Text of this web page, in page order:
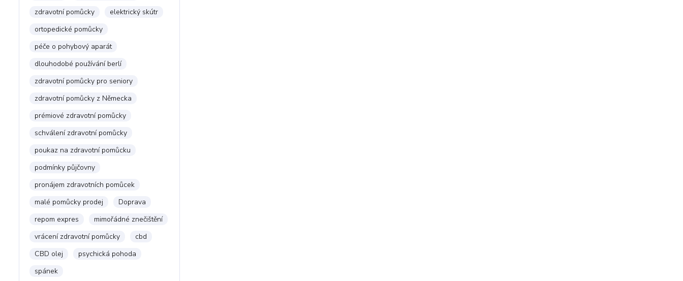
zdravotní pomůcky
elektrický skútr
ortopedické pomůcky
péče o pohybový aparát
dlouhodobé používání berlí
zdravotní pomůcky pro seniory
zdravotní pomůcky z Německa
prémiové zdravotní pomůcky
schválení zdravotní pomůcky
poukaz na zdravotní pomůcku
podmínky půjčovny
pronájem zdravotních pomůcek
malé pomůcky prodej
Doprava
repom expres
mimořádné znečištění
vrácení zdravotní pomůcky
cbd
CBD olej
psychická pohoda
spánek